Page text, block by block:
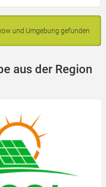
und Umgebung gefunden
aus der Region